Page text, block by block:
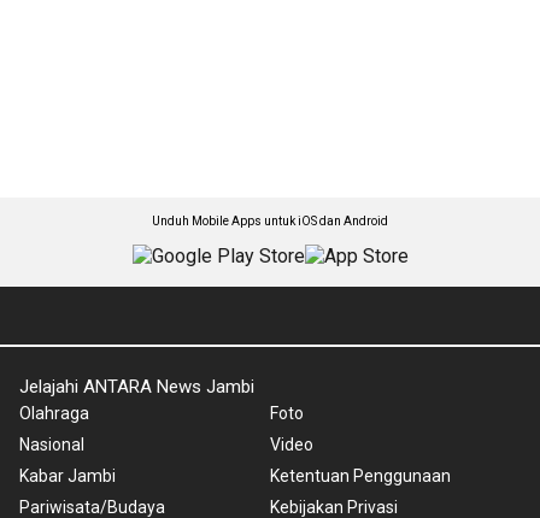
Unduh Mobile Apps untuk iOS dan Android
Jelajahi ANTARA News Jambi
Olahraga
Nasional
Kabar Jambi
Pariwisata/Budaya
Foto
Video
Ketentuan Penggunaan
Kebijakan Privasi